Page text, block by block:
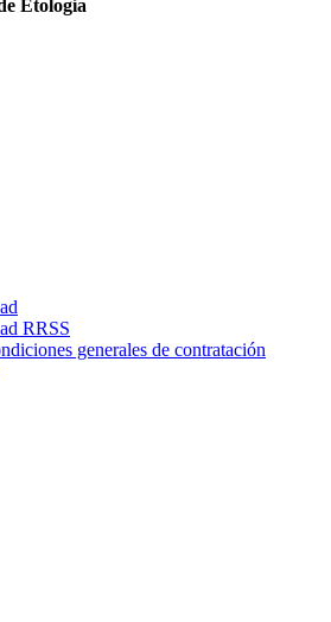
Etología
RRSS
generales de contratación